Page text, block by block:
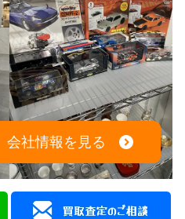
会社情報を見る